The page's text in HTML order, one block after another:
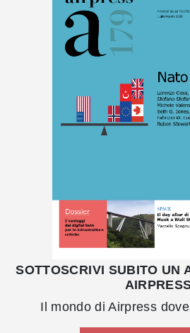
SOTTOSCRIVI SUBITO UN
Il mondo di Airpress